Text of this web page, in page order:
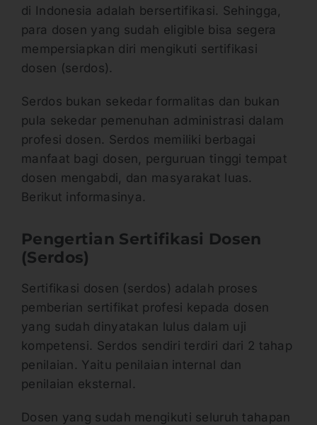
di Indonesia adalah bersertifikasi. Sehingga,
para dosen yang sudah eligible bisa segera
mempersiapkan diri mengikuti sertifikasi
dosen (serdos).
Serdos bukan sekedar formalitas dan bukan
pula sekedar pemenuhan administrasi dalam
profesi dosen. Serdos memiliki berbagai
manfaat bagi dosen, perguruan tinggi tempat
dosen mengabdi, dan masyarakat luas.
Berikut informasinya.
Pengertian Sertifikasi Dosen
(Serdos)
Sertifikasi dosen (serdos) adalah proses
pemberian sertifikat profesi kepada dosen
yang sudah dinyatakan lulus dalam uji
kompetensi. Serdos sendiri terdiri dari 2 tahap
penilaian. Yaitu penilaian internal dan
penilaian eksternal.
Dosen yang sudah mengikuti seluruh tahapan